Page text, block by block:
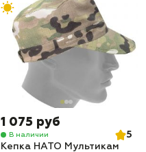
1 075 руб
В наличии
5
Кепка НАТО Мультикам